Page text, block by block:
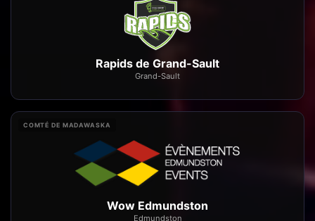
Rapids de Grand-Sault
Grand-Sault
COMTÉ DE MADAWASKA
Wow Edmundston
Edmundston